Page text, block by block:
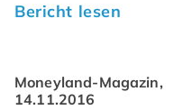
Bericht lesen
Moneyland-Magazin,
14.11.2016